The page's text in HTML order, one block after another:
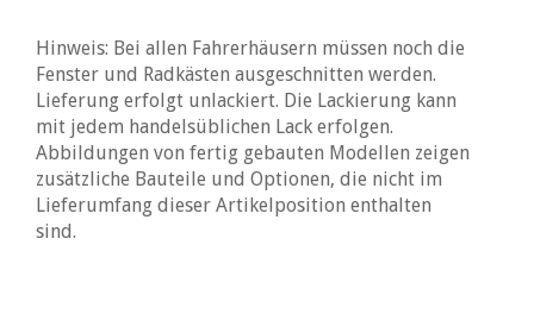
Schlafkabine)
Menge
Hinweis: Bei allen Fahrerhäusern müssen noch die
Fenster und Radkästen ausgeschnitten werden.
Lieferung erfolgt unlackiert. Die Lackierung kann
mit jedem handelsüblichen Lack erfolgen.
Abbildungen von fertig gebauten Modellen zeigen
zusätzliche Bauteile und Optionen, die nicht im
Lieferumfang dieser Artikelposition enthalten
sind.